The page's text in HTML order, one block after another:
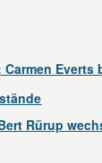
Carmen Everts
Rürup